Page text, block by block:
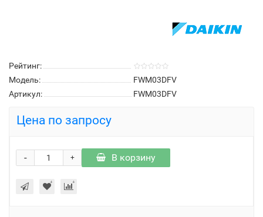
Рейтинг:
Модель:
FWM03DFV
Артикул:
FWM03DFV
Цена по запросу
+
- В корзину